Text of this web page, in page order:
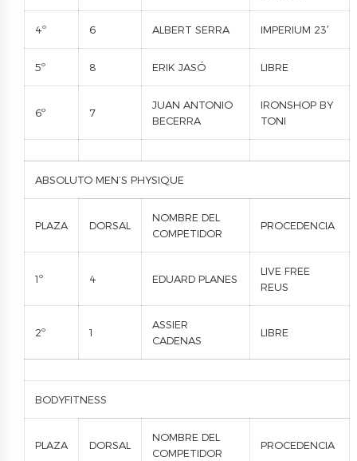
4º 6 ALBERT SERRA IMPERIUM 23′
5º 8 ERIK JASÓ LIBRE
6º 7
JUAN ANTONIO
BECERRA
IRONSHOP BY
TONI
ABSOLUTO MEN’S PHYSIQUE
PLAZA DORSAL
NOMBRE DEL
COMPETIDOR
PROCEDENCIA
1º 4 EDUARD PLANES
LIVE FREE
REUS
2º 1
ASSIER
CADENAS
LIBRE
BODYFITNESS
PLAZA DORSAL
NOMBRE DEL
COMPETIDOR
PROCEDENCIA